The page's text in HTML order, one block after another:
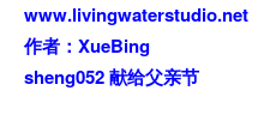
www.livingwaterstudio.net
作者：XueBing
sheng052 献给父亲节